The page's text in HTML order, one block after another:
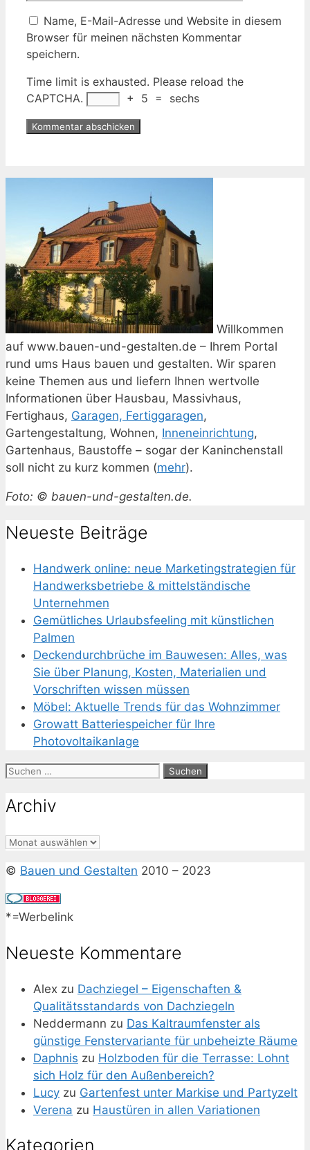
Name, E-Mail-Adresse und Website in diesem
Browser für meinen nächsten Kommentar
speichern.
Time limit is exhausted. Please reload the
CAPTCHA.
+ 5 = sechs
Willkommen
auf www.bauen-und-gestalten.de – Ihrem Portal
rund ums Haus bauen und gestalten. Wir sparen
keine Themen aus und liefern Ihnen wertvolle
Informationen über Hausbau, Massivhaus,
Fertighaus, Garagen, Fertiggaragen,
Gartengestaltung, Wohnen, Inneneinrichtung,
Gartenhaus, Baustoffe – sogar der Kaninchenstall
soll nicht zu kurz kommen (mehr).
Foto: © bauen-und-gestalten.de.
Neueste Beiträge
Handwerk online: neue Marketingstrategien für
Handwerksbetriebe & mittelständische
Unternehmen
Gemütliches Urlaubsfeeling mit künstlichen
Palmen
Deckendurchbrüche im Bauwesen: Alles, was
Sie über Planung, Kosten, Materialien und
Vorschriften wissen müssen
Möbel: Aktuelle Trends für das Wohnzimmer
Growatt Batteriespeicher für Ihre
Photovoltaikanlage
Suchen
Archiv
Archiv
© Bauen und Gestalten 2010 – 2023
*=Werbelink
Neueste Kommentare
Alex zu Dachziegel – Eigenschaften &
Qualitätsstandards von Dachziegeln
Neddermann zu Das Kaltraumfenster als
günstige Fenstervariante für unbeheizte Räume
Daphnis zu Holzboden für die Terrasse: Lohnt
sich Holz für den Außenbereich?
Lucy zu Gartenfest unter Markise und Partyzelt
Verena zu Haustüren in allen Variationen
Kategorien